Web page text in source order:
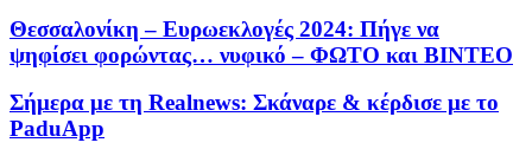
Θεσσαλονίκη – Ευρωεκλογές 2024: Πήγε να
ψηφίσει φορώντας… νυφικό – ΦΩΤΟ και ΒΙΝΤΕΟ
Σήμερα με τη Realnews: Σκάναρε & κέρδισε με το
PaduApp